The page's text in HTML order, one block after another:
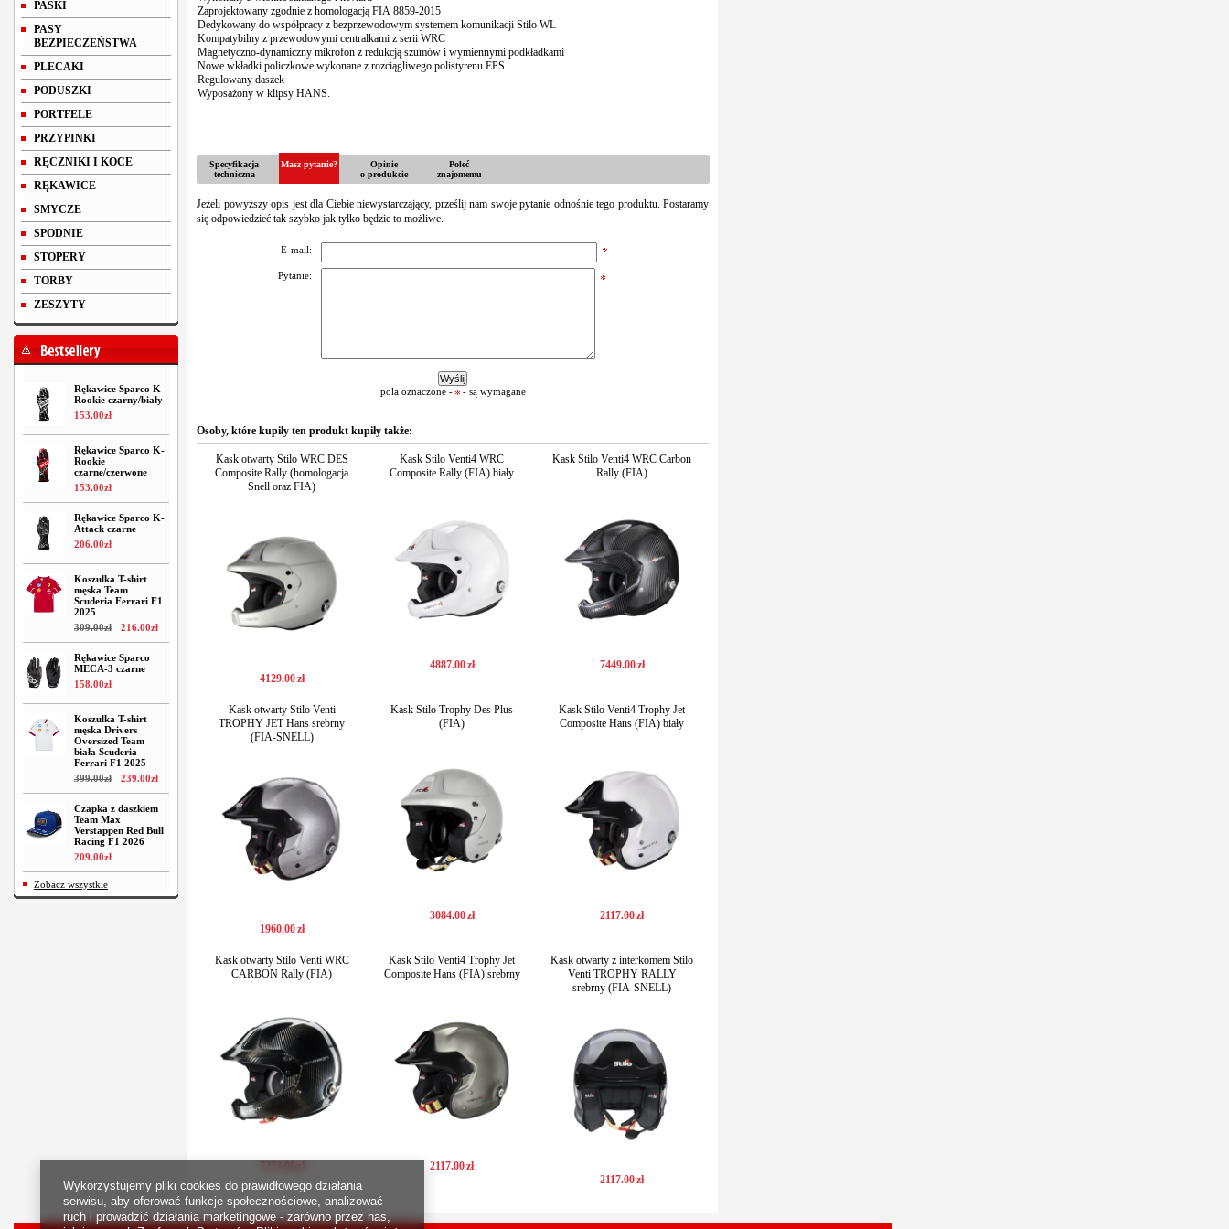
PASKI
PASY
BEZPIECZEŃSTWA
PLECAKI
PODUSZKI
PORTFELE
PRZYPINKI
RĘCZNIKI I KOCE
RĘKAWICE
SMYCZE
SPODNIE
STOPERY
TORBY
ZESZYTY
Rękawice Sparco K-
Rookie czarny/biały
153.00zł
Rękawice Sparco K-
Rookie
czarne/czerwone
153.00zł
Rękawice Sparco K-
Attack czarne
206.00zł
Koszulka T-shirt
męska Team
Scuderia Ferrari F1
2025
309.00zł 216.00zł
Rękawice Sparco
MECA-3 czarne
158.00zł
Koszulka T-shirt
męska Drivers
Oversized Team
biała Scuderia
Ferrari F1 2025
399.00zł 239.00zł
Czapka z daszkiem
Team Max
Verstappen Red Bull
Racing F1 2026
209.00zł
Zobacz wszystkie
Zaprojektowany zgodnie z homologacją FIA 8859-2015
Dedykowany do współpracy z bezprzewodowym systemem komunikacji Stilo WL
Kompatybilny z przewodowymi centralkami z serii WRC
Magnetyczno-dynamiczny mikrofon z redukcją szumów i wymiennymi podkładkami
Nowe wkładki policzkowe wykonane z rozciągliwego polistyrenu EPS
Regulowany daszek
Wyposażony w klipsy HANS.
Specyfikacja
techniczna
Masz pytanie?
Opinie
o produkcie
Poleć
znajomemu
Jeżeli powyższy opis jest dla Ciebie niewystarczający, prześlij nam swoje pytanie odnośnie tego produktu. Postaramy
się odpowiedzieć tak szybko jak tylko będzie to możliwe.
E-mail:
Pytanie:
pola oznaczone - - są wymagane
Osoby, które kupiły ten produkt kupiły także:
Kask otwarty Stilo WRC DES
Composite Rally (homologacja
Snell oraz FIA)
4129.00zł
Kask Stilo Venti4 WRC
Composite Rally (FIA) biały
4887.00zł
Kask Stilo Venti4 WRC Carbon
Rally (FIA)
7449.00zł
Kask otwarty Stilo Venti
TROPHY JET Hans srebrny
(FIA-SNELL)
1960.00zł
Kask Stilo Trophy Des Plus
(FIA)
3084.00zł
Kask Stilo Venti4 Trophy Jet
Composite Hans (FIA) biały
2117.00zł
Kask otwarty Stilo Venti WRC
CARBON Rally (FIA)
7273
Kask Stilo Venti4 Trophy Jet
Composite Hans (FIA) srebrny
2117.00zł
Kask otwarty z interkomem Stilo
Venti TROPHY RALLY
srebrny (FIA-SNELL)
2117.00zł
Wykorzystujemy pliki cookies do prawidłowego działania
serwisu, aby oferować funkcje społecznościowe, analizować
ruch i prowadzić działania marketingowe - zarówno przez nas,